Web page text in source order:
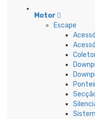
Motor
Escape